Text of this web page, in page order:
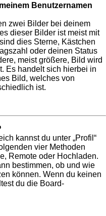
Benutzernamen
zwei Bilder bei deinem
dieser Bilder ist meist mit
dies Sterne, Kästchen
oder deinen Status
meist größere, Bild wird
Es handelt sich hierbei in
Bild, welches von
ist.
kannst du unter „Profil“
vier Methoden
Remote oder Hochladen.
bestimmen, ob und wie
können. Wenn du keinen
du die Board-